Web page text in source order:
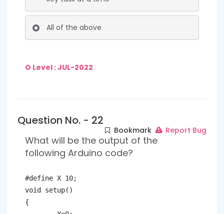
All of the above
O Level : JUL-2022
Question No. - 22
Bookmark Report Bug
What will be the output of the
following Arduino code?